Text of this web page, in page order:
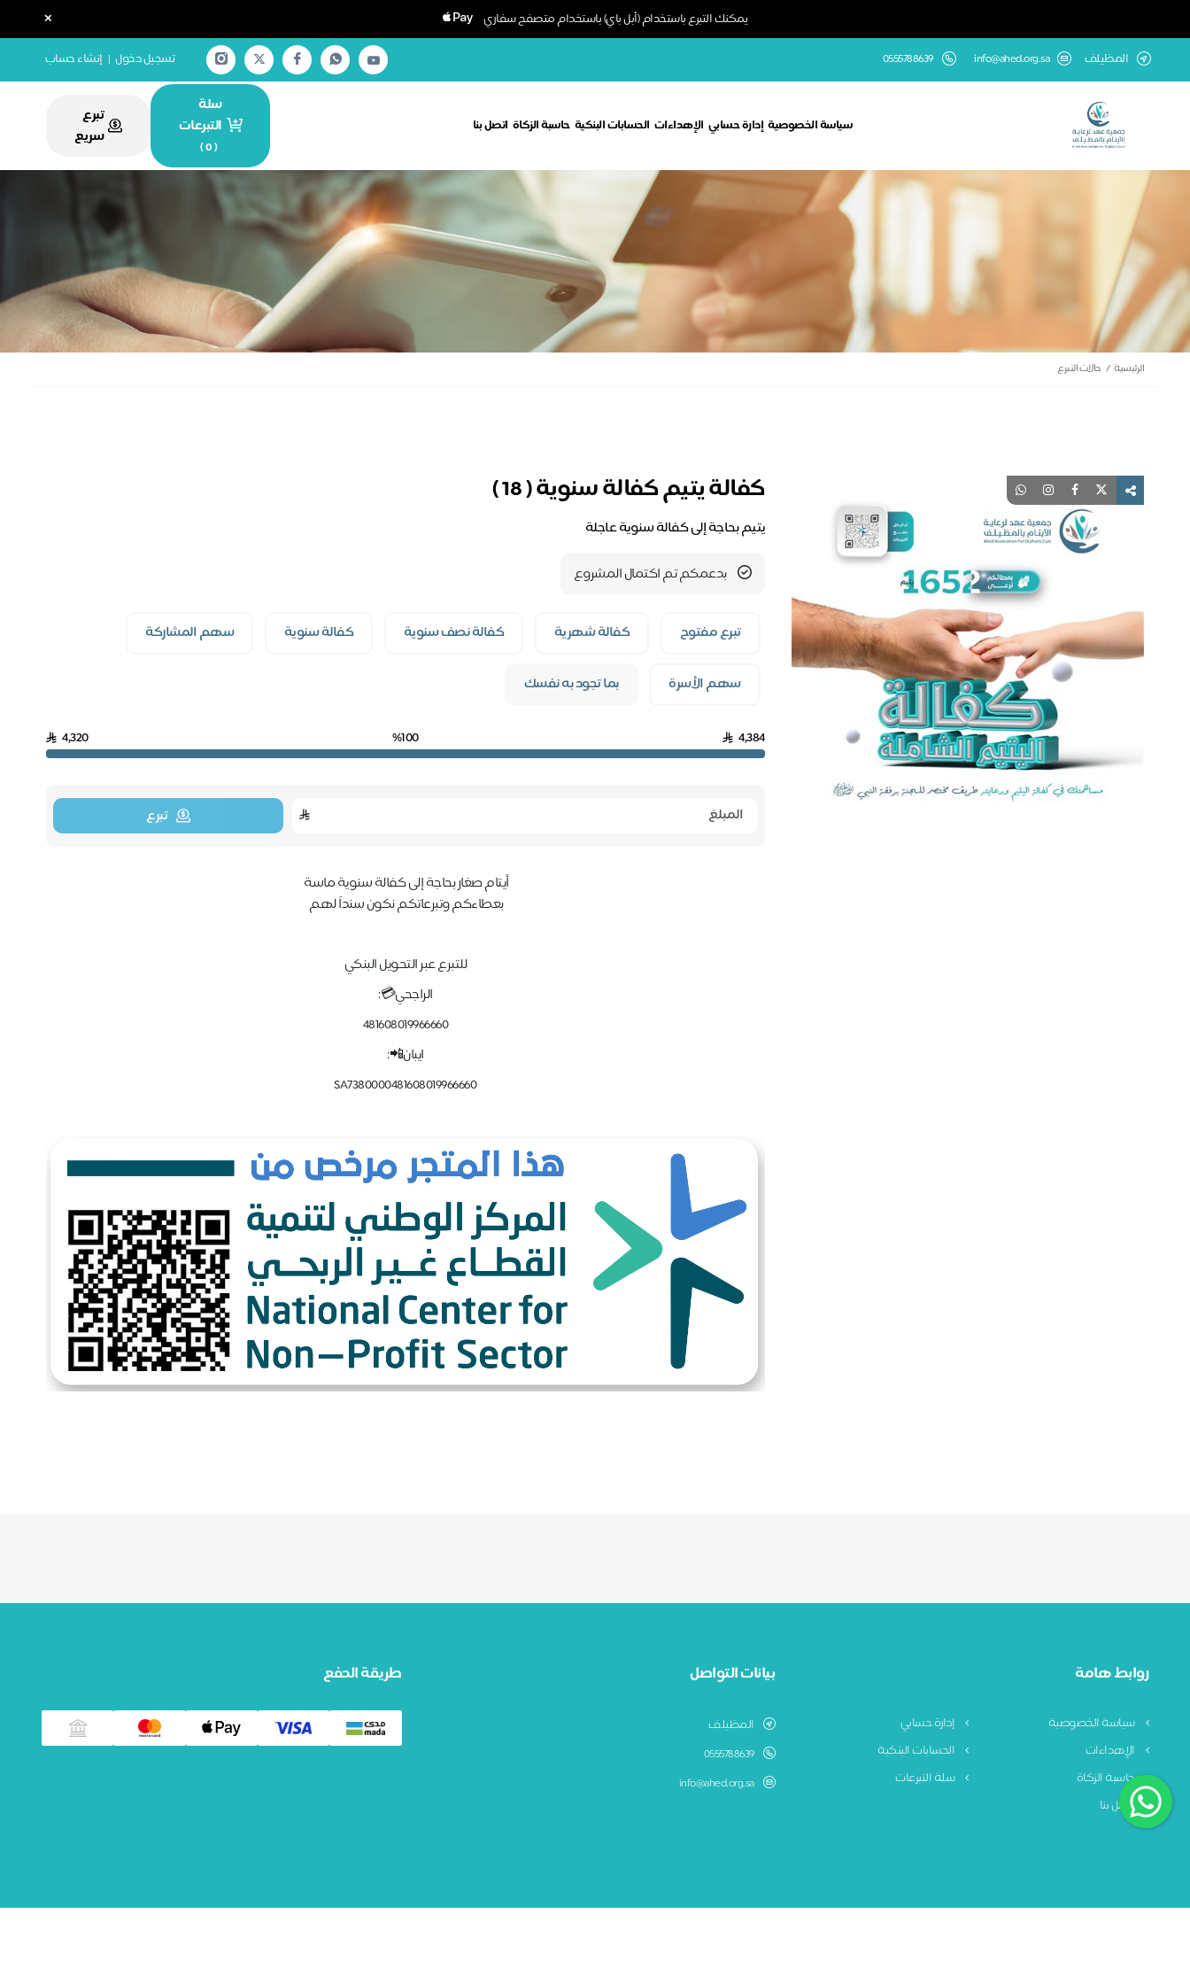
يمكنك التبرع باستخدام (أبل باي) باستخدام متصفح سفاري ×
المظيلف info@ahed.org.sa
0555788639 تسجيل دخول | إنشاء حساب
سياسة الخصوصية إدارة حسابي الإهداءات الحسابات البنكية حاسبة الزكاة اتصل بنا
سلة
التبرعات
(
0
)
تبرع
سريع
الرئيسية حالات التبرع
كفالة يتيم كفالة سنوية ( 18 )
يتيم بحاجة إلى كفالة سنوية عاجلة
بدعمكم تم اكتمال المشروع
تبرع مفتوح كفالة شهرية كفالة نصف سنوية كفالة سنوية سهم المشاركة
سهم الأسرة بما تجود به نفسك
4,384
%100
4,320
تبرع
أيتام صغار بحاجة إلى كفالة سنوية ماسة
بعطاءكم وتبرعاتكم نكون سنداً لهم
للتبرع عبر التحويل البنكي
الراجحي💳:
481608019966660
ايبان📲:
SA7380000481608019966660
روابط هامة
سياسة الخصوصية
إدارة حسابي
الإهداءات
الحسابات البنكية
حاسبة الزكاة
سلة التبرعات
اتصل بنا
بيانات التواصل
المظيلف
0555788639
info@ahed.org.sa
طريقة الدفع